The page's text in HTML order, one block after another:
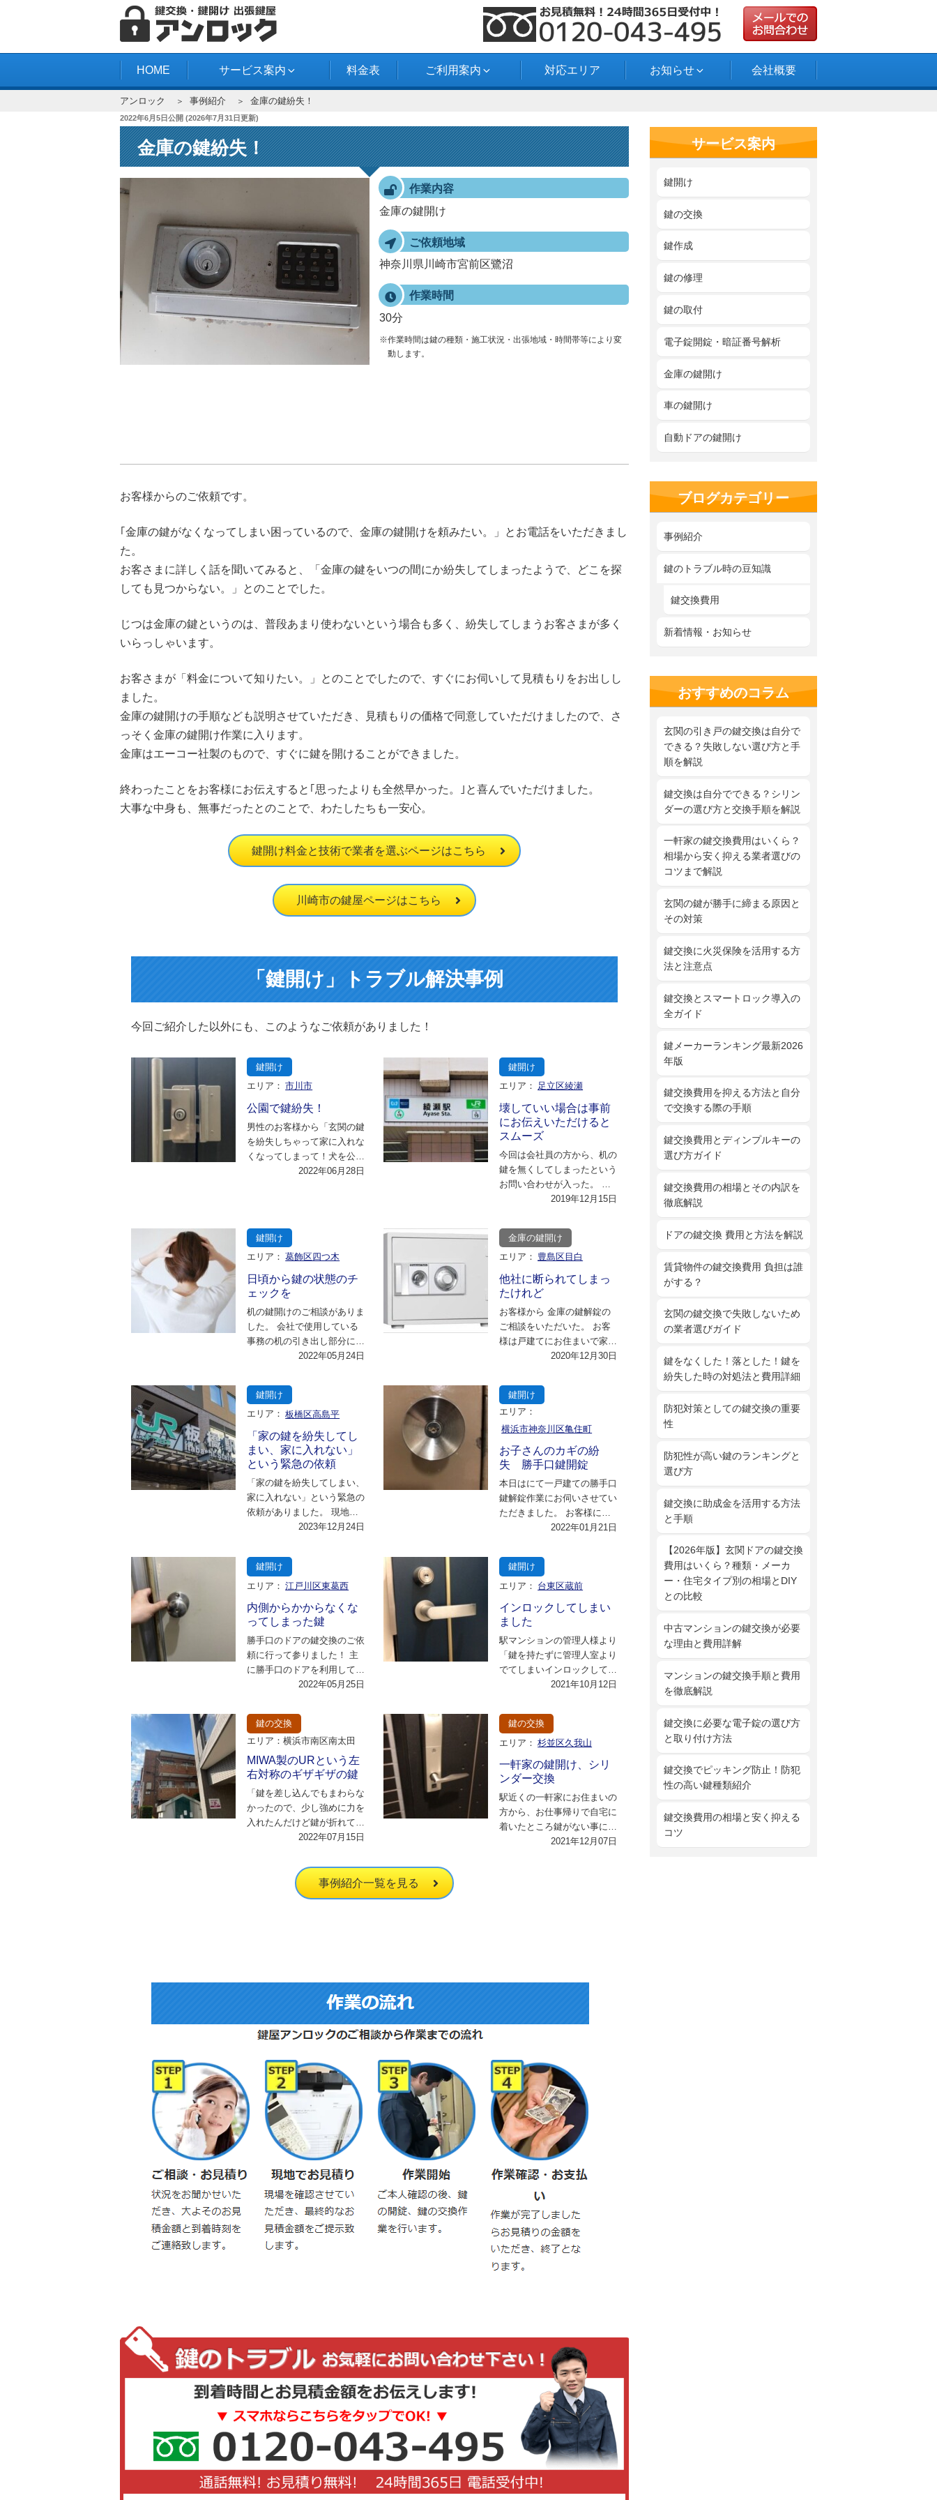
ツ
アンロック
HOME サービス案内 料金表 ご利用案内 対応エリア お知らせ 会社概要
アンロック 事例紹介 金庫の鍵紛失！
投
稿
日:
2022年6月5日公開 (2026年7月31日更新)
金庫の鍵紛失！
作業内容
金庫の鍵開け
ご依頼地域
神奈川県川崎市宮前区鷺沼
作業時間
30分
※作業時間は鍵の種類・施工状況・出張地域・時間帯等により変
動します。
お客様からのご依頼です。
｢金庫の鍵がなくなってしまい困っているので、金庫の鍵開けを頼みたい。」とお電話をいただきまし
た。
お客さまに詳しく話を聞いてみると、「金庫の鍵をいつの間にか紛失してしまったようで、どこを探
しても見つからない。」とのことでした。
じつは金庫の鍵というのは、普段あまり使わないという場合も多く、紛失してしまうお客さまが多く
いらっしゃいます。
お客さまが「料金について知りたい。」とのことでしたので、すぐにお伺いして見積もりをお出しし
ました。
金庫の鍵開けの手順なども説明させていただき、見積もりの価格で同意していただけましたので、さ
っそく金庫の鍵開け作業に入ります。
金庫はエーコー社製のもので、すぐに鍵を開けることができました。
終わったことをお客様にお伝えすると｢思ったよりも全然早かった。｣と喜んでいただけました。
大事な中身も、無事だったとのことで、わたしたちも一安心。
鍵開け料金と技術で業者を選ぶページはこちら
川崎市の鍵屋ページはこちら
「鍵開け」トラブル解決事例
今回ご紹介した以外にも、このようなご依頼がありました！
鍵開け
エリア： 市川市
公園で鍵紛失！
男性のお客様から「玄関の鍵
を紛失しちゃって家に入れな
くなってしまって！犬を公園
に散歩に連れて行ってたから
2022年06月28日
鍵開け
エリア： 足立区綾瀬
壊していい場合は事前
にお伝えいただけると
スムーズ
今回は会社員の方から、机の
鍵を無くしてしまったという
お問い合わせが入った。 机
の鍵は防犯対策されていない
2019年12月15日
鍵開け
エリア： 葛飾区四つ木
日頃から鍵の状態のチ
ェックを
机の鍵開けのご相談がありま
した。 会社で使用している
事務の机の引き出し部分にロ
ックがかかってしまったの
2022年05月24日
金庫の鍵開け
エリア： 豊島区目白
他社に断られてしまっ
たけれど
お客様から 金庫の鍵解錠の
ご相談をいただいた。 お客
様は戸建てにお住まいで家庭
用の金庫のタイプとのことだ
2020年12月30日
鍵開け
エリア： 板橋区高島平
「家の鍵を紛失してし
まい、家に入れない」
という緊急の依頼
「家の鍵を紛失してしまい、
家に入れない」という緊急の
依頼がありました。 現地に
到着した際、まずはお客様の
2023年12月24日
鍵開け
エリア：
横浜市神奈川区亀住町
お子さんのカギの紛
失 勝手口鍵開錠
本日はにて一戸建ての勝手口
鍵解錠作業にお伺いさせてい
ただきました。 お客様に詳
細についてお伺いさせていた
2022年01月21日
鍵開け
エリア： 江戸川区東葛西
内側からかからなくな
ってしまった鍵
勝手口のドアの鍵交換のご依
頼に行って参りました！ 主
に勝手口のドアを利用してい
るのは高齢の祖母とのことで
2022年05月25日
鍵開け
エリア： 台東区蔵前
インロックしてしまい
ました
駅マンションの管理人様より
「鍵を持たずに管理人室より
でてしまいインロックしてし
まいました。来ていただけま
2021年10月12日
鍵の交換
エリア：横浜市南区南太田
MIWA製のURという左
右対称のギザギザの鍵
「鍵を差し込んでもまわらな
かったので、少し強めに力を
入れたんだけど鍵が折れてし
まって…」 「どうにか鍵を
2022年07月15日
鍵の交換
エリア： 杉並区久我山
一軒家の鍵開け、シリ
ンダー交換
駅近くの一軒家にお住まいの
方から、お仕事帰りで自宅に
着いたところ鍵がない事に気
付かれ、職場に忘れてしまっ
2021年12月07日
事例紹介一覧を見る
サービス案内
鍵開け
鍵の交換
鍵作成
鍵の修理
鍵の取付
電子錠開錠・暗証番号解析
金庫の鍵開け
車の鍵開け
自動ドアの鍵開け
ブログカテゴリー
事例紹介
鍵のトラブル時の豆知識
鍵交換費用
新着情報・お知らせ
おすすめのコラム
玄関の引き戸の鍵交換は自分で
できる？失敗しない選び方と手
順を解説
鍵交換は自分でできる？シリン
ダーの選び方と交換手順を解説
一軒家の鍵交換費用はいくら？
相場から安く抑える業者選びの
コツまで解説
玄関の鍵が勝手に締まる原因と
その対策
鍵交換に火災保険を活用する方
法と注意点
鍵交換とスマートロック導入の
全ガイド
鍵メーカーランキング最新2026
年版
鍵交換費用を抑える方法と自分
で交換する際の手順
鍵交換費用とディンプルキーの
選び方ガイド
鍵交換費用の相場とその内訳を
徹底解説
ドアの鍵交換 費用と方法を解説
賃貸物件の鍵交換費用 負担は誰
がする？
玄関の鍵交換で失敗しないため
の業者選びガイド
鍵をなくした！落とした！鍵を
紛失した時の対処法と費用詳細
防犯対策としての鍵交換の重要
性
防犯性が高い鍵のランキングと
選び方
鍵交換に助成金を活用する方法
と手順
【2026年版】玄関ドアの鍵交換
費用はいくら？種類・メーカ
ー・住宅タイプ別の相場とDIY
との比較
中古マンションの鍵交換が必要
な理由と費用詳解
マンションの鍵交換手順と費用
を徹底解説
鍵交換に必要な電子錠の選び方
と取り付け方法
鍵交換でピッキング防止！防犯
性の高い鍵種類紹介
鍵交換費用の相場と安く抑える
コツ